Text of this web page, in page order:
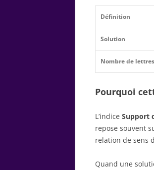
Définition
Solution
Nombre de lettres
Pourquoi
L’indice Support
repose souvent
relation de sens
Quand une